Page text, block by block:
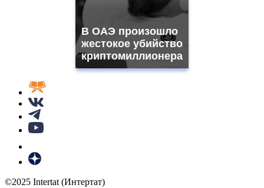
В ОАЭ произошло
жестокое убийство
криптомиллионера
©2025 Intertat (Интертат)